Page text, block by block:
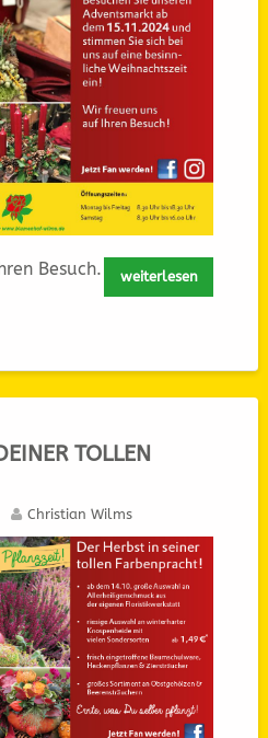
Besuch. weiterlesen
TOLLEN
Christian Wilms